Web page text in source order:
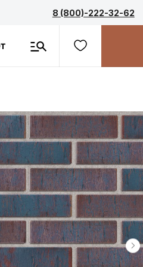
8 (800)-222-32-62